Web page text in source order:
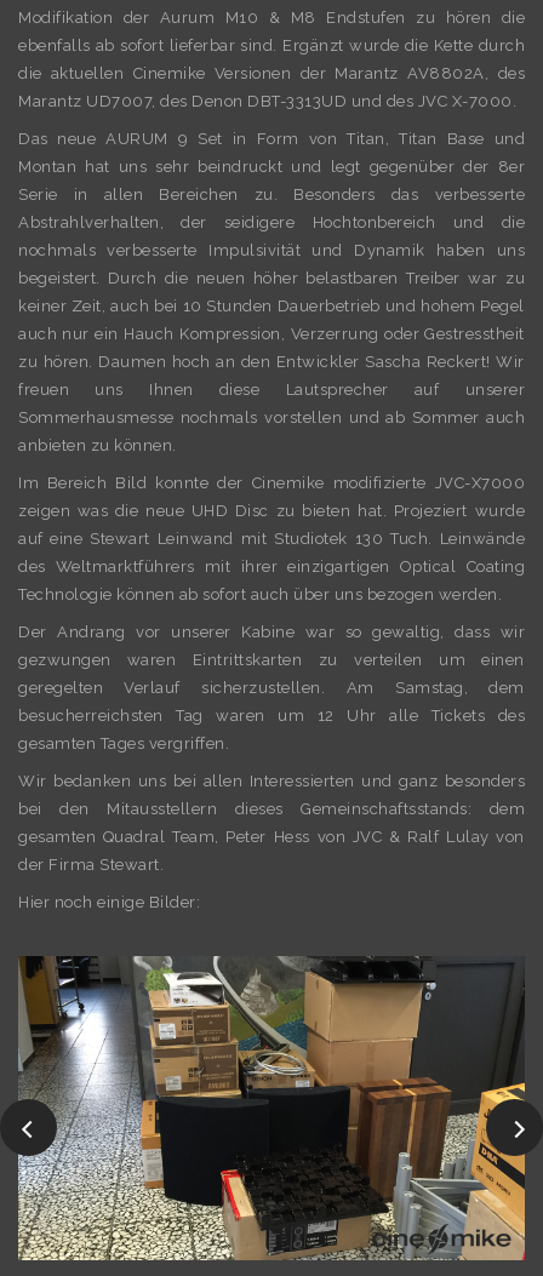
Modifikation der Aurum M10 & M8 Endstufen zu hören die
ebenfalls ab sofort lieferbar sind. Ergänzt wurde die Kette durch
die aktuellen Cinemike Versionen der Marantz AV8802A, des
Marantz UD7007, des Denon DBT-3313UD und des JVC X-7000.
Das neue AURUM 9 Set in Form von Titan, Titan Base und
Montan hat uns sehr beindruckt und legt gegenüber der 8er
Serie in allen Bereichen zu. Besonders das verbesserte
Abstrahlverhalten, der seidigere Hochtonbereich und die
nochmals verbesserte Impulsivität und Dynamik haben uns
begeistert. Durch die neuen höher belastbaren Treiber war zu
keiner Zeit, auch bei 10 Stunden Dauerbetrieb und hohem Pegel
auch nur ein Hauch Kompression, Verzerrung oder Gestresstheit
zu hören. Daumen hoch an den Entwickler Sascha Reckert! Wir
freuen uns Ihnen diese Lautsprecher auf unserer
Sommerhausmesse nochmals vorstellen und ab Sommer auch
anbieten zu können.
Im Bereich Bild konnte der Cinemike modifizierte JVC-X7000
zeigen was die neue UHD Disc zu bieten hat. Projeziert wurde
auf eine Stewart Leinwand mit Studiotek 130 Tuch. Leinwände
des Weltmarktführers mit ihrer einzigartigen Optical Coating
Technologie können ab sofort auch über uns bezogen werden.
Der Andrang vor unserer Kabine war so gewaltig, dass wir
gezwungen waren Eintrittskarten zu verteilen um einen
geregelten Verlauf sicherzustellen. Am Samstag, dem
besucherreichsten Tag waren um 12 Uhr alle Tickets des
gesamten Tages vergriffen.
Wir bedanken uns bei allen Interessierten und ganz besonders
bei den Mitausstellern dieses Gemeinschaftsstands: dem
gesamten Quadral Team, Peter Hess von JVC & Ralf Lulay von
der Firma Stewart.
Hier noch einige Bilder: